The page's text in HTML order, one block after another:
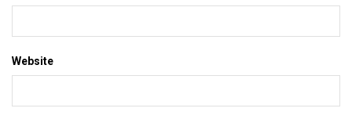
Website